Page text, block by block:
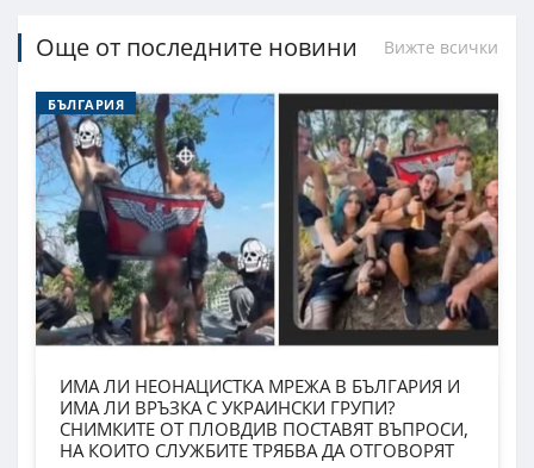
Още от последните новини Вижте всички
БЪЛГАРИЯ
ИМА ЛИ НЕОНАЦИСТКА МРЕЖА В БЪЛГАРИЯ И
ИМА ЛИ ВРЪЗКА С УКРАИНСКИ ГРУПИ?
СНИМКИТЕ ОТ ПЛОВДИВ ПОСТАВЯТ ВЪПРОСИ,
НА КОИТО СЛУЖБИТЕ ТРЯБВА ДА ОТГОВОРЯТ